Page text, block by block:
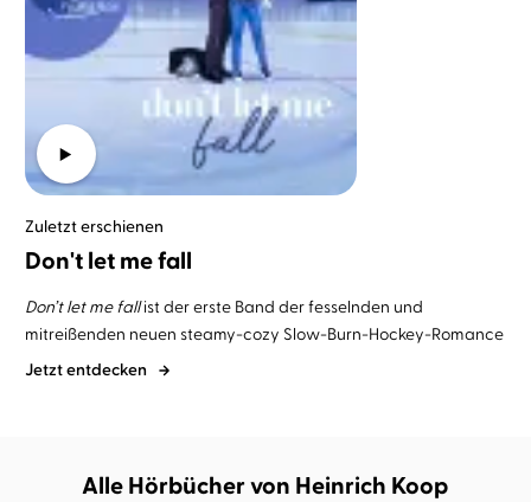
Zuletzt erschienen
Don't let me fall
Don’t let me fallist der erste Band der fesselnden und
mitreißenden neuen steamy-cozy Slow-Burn-Hockey-Romance
Jetzt entdecken
Alle Hörbücher von Heinrich Koop